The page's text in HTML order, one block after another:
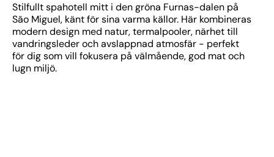
Stilfullt spahotell mitt i den gröna Furnas-dalen på
São Miguel, känt för sina varma källor. Här kombineras
modern design med natur, termalpooler, närhet till
vandringsleder och avslappnad atmosfär - perfekt
för dig som vill fokusera på välmående, god mat och
lugn miljö.